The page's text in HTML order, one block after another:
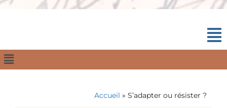
Accueil » S’adapter ou résister ?